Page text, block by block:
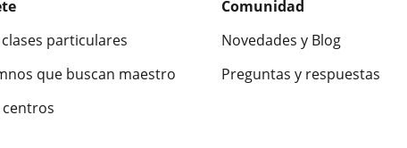
particulares
que buscan maestro
Comunidad
Novedades y Blog
Preguntas y respuestas